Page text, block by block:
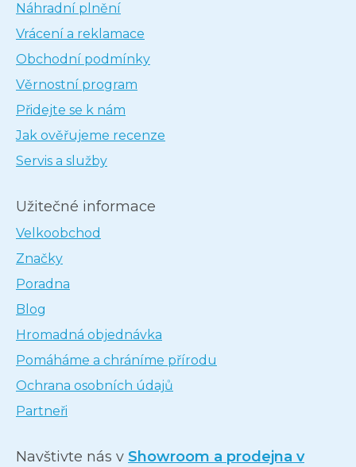
Náhradní plnění
Vrácení a reklamace
Obchodní podmínky
Věrnostní program
Přidejte se k nám
Jak ověřujeme recenze
Servis a služby
Užitečné informace
Velkoobchod
Značky
Poradna
Blog
Hromadná objednávka
Pomáháme a chráníme přírodu
Ochrana osobních údajů
Partneři
Navštivte nás v Showroom a prodejna v